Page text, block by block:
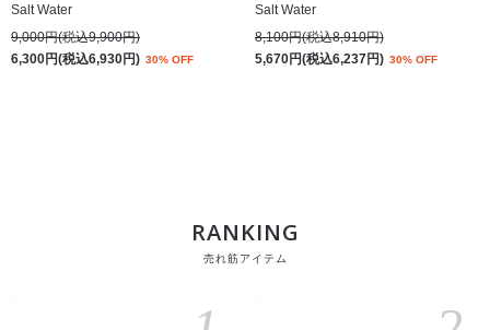
Salt Water
9,000円(税込9,900円)
6,300円(税込6,930円) 30% OFF
Salt Water
8,100円(税込8,910円)
5,670円(税込6,237円) 30% OFF
RANKING
売れ筋アイテム